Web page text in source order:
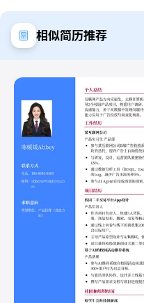
相似简历推荐